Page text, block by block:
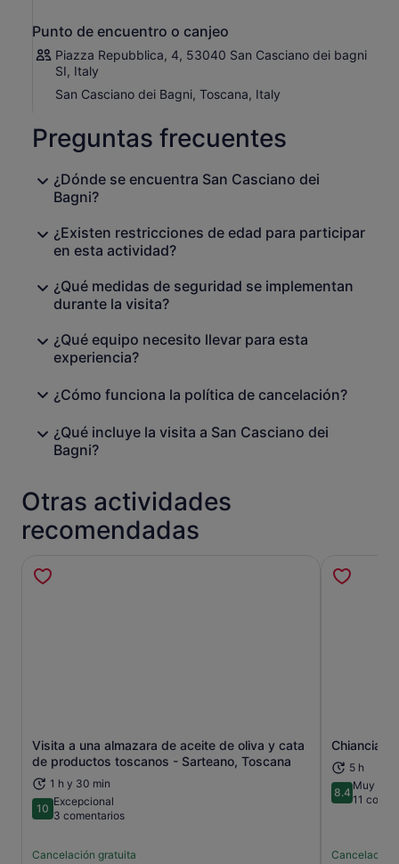
Médicis y hoy lujoso balneario. Al igual que el espíritu
anticuario del siglo XVII, en el interior de la villa aún se
exponen piezas relacionadas con los hallazgos
encontrados durante la reciente excavación. Una vez
beneficiosos del agua con un baño caliente en uno de los
balnearios más bellos de Italia.
Punto de encuentro o canjeo
Piazza Repubblica, 4, 53040 San Casciano dei bagni
SI, Italy
San Casciano dei Bagni, Toscana, Italy
Preguntas frecuentes
¿Dónde se encuentra San Casciano dei
Bagni?
¿Existen restricciones de edad para participar
en esta actividad?
¿Qué medidas de seguridad se implementan
durante la visita?
¿Qué equipo necesito llevar para esta
experiencia?
¿Cómo funciona la política de cancelación?
¿Qué incluye la visita a San Casciano dei
Bagni?
Otras actividades
recomendadas
Visita a una almazara de aceite de oliva y cata
de productos toscanos - Sarteano, Toscana
1 h y 30 min
1010 sobre 10
Excepcional
3 comentarios
Cancelación gratuita
Se abre en una pestaña nueva
5 h
8.48.4 sobre
Muy bien
11
Cancelación